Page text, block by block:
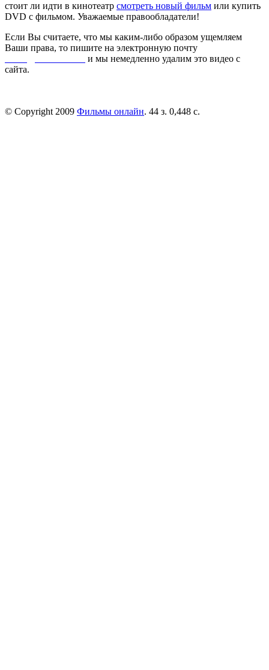
стоит ли идти в кинотеатр смотреть новый фильм или купить
DVD с фильмом. Уважаемые правообладатели!
Если Вы считаете, что мы каким-либо образом ущемляем
Ваши права, то пишите на электронную почту
и мы немедленно удалим это видео с
сайта.
© Copyright 2009 Фильмы онлайн. 44 з. 0,448 с.